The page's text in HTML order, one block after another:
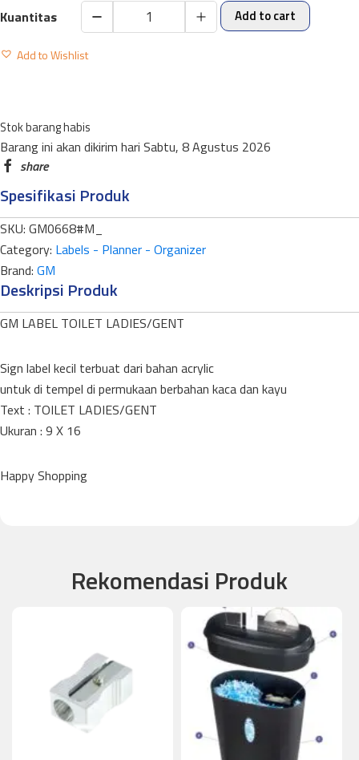
Stok barang habis
GM
LABEL
106
MEDIUM
(BLACK&GOLD)
quantity
Add to cart
Add to Wishlist
Barang ini akan dikirim hari Sabtu, 8 Agustus 2026
Spesifikasi Produk
SKU: GM0668#M_
Category: Labels - Planner - Organizer
Brand: GM
Deskripsi Produk
GM LABEL TOILET LADIES/GENT
Sign label kecil terbuat dari bahan acrylic
untuk di tempel di permukaan berbahan kaca dan kayu
Text : TOILET LADIES/GENT
Ukuran : 9 X 16
Happy Shopping
Rekomendasi Produk